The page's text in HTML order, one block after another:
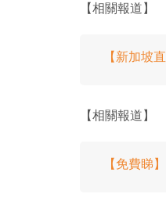
【相關報道】
【新加坡
【相關報道】
【免費睇